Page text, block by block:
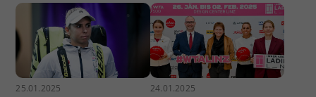
25.01.2025 24.01.2025